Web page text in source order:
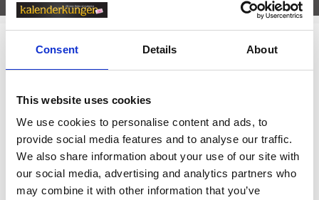
Consent Details About
This website uses cookies
We use cookies to personalise content and ads, to
provide social media features and to analyse our traffic.
We also share information about your use of our site with
our social media, advertising and analytics partners who
may combine it with other information that you’ve
Relaterade kategorier
Prishistorik
Lägsta pris senaste 30 dagarna är 129 kr (2026-08-07)